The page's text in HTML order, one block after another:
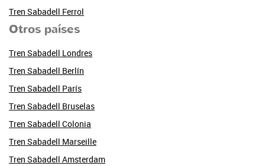
Tren Sabadell Ferrol
Otros países
Tren Sabadell Londres
Tren Sabadell Berlín
Tren Sabadell París
Tren Sabadell Bruselas
Tren Sabadell Colonia
Tren Sabadell Marseille
Tren Sabadell Amsterdam